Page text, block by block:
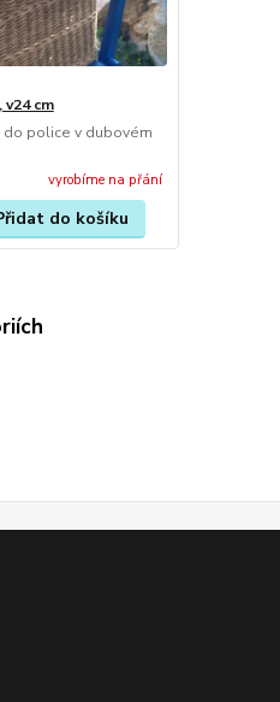
v24 cm
do police v dubovém
vyrobíme na přání
do košíku